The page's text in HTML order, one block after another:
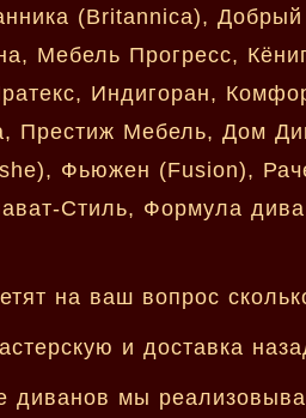
(Britannica),
Мебель Прогресс,
Индигоран,
Престиж Мебель, Дом
Фьюжен (Fusion),
Стиль, Формула
на ваш вопрос
и доставка
диванов мы